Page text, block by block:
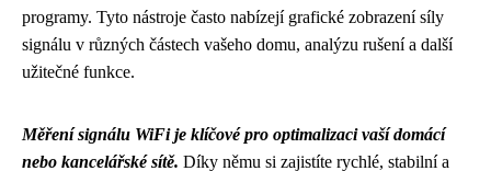
programy. Tyto nástroje často nabízejí grafické zobrazení síly
signálu v různých částech vašeho domu, analýzu rušení a další
užitečné funkce.
Měření signálu WiFi je klíčové pro optimalizaci vaší domácí
nebo kancelářské sítě. Díky němu si zajistíte rychlé, stabilní a